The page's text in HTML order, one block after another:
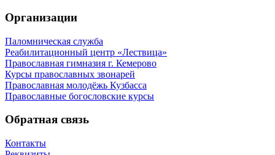
Организации
Паломническая служба
Реабилитационный центр «Лествица»
Православная гимназия г. Кемерово
Курсы православных звонарей
Православная молодёжь Кузбасса
Православные богословские курсы
Обратная связь
Контакты